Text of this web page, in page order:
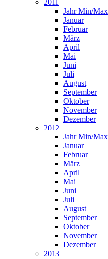
2011
Jahr Min/Max
Januar
Februar
März
April
Mai
Juni
Juli
August
September
Oktober
November
Dezember
2012
Jahr Min/Max
Januar
Februar
März
April
Mai
Juni
Juli
August
September
Oktober
November
Dezember
2013